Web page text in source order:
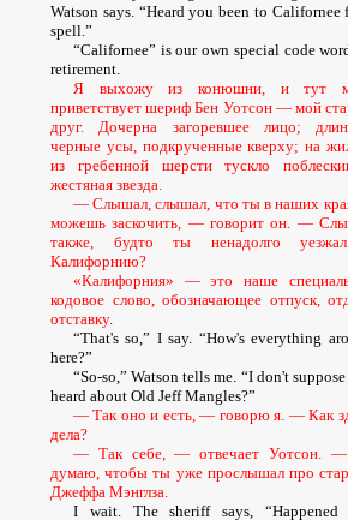
Watson says. “Heard you been to Californee
spell.”
“Californee” is our own special code
retirement.
Я выхожу из конюшни, и тут
приветствует шериф Бен Уотсон — мой
друг. Дочерна загоревшее лицо;
черные усы, подкрученные кверху; на
из гребенной шерсти тускло
жестяная звезда.
— Слышал, слышал, что ты в наших
можешь заскочить, — говорит он. —
также, будто ты ненадолго
Калифорнию?
«Калифорния» — это наше
кодовое слово, обозначающее отпуск,
отставку.
“That's so,” I say. “How's everything
here?”
“So-so,” Watson tells me. “I don't
heard about Old Jeff Mangles?”
— Так оно и есть, — говорю я. — Как
дела?
— Так себе, — отвечает Уотсон.
думаю, чтобы ты уже прослышал про
Джеффа Мэнглза.
I wait. The sheriff says, “Happened